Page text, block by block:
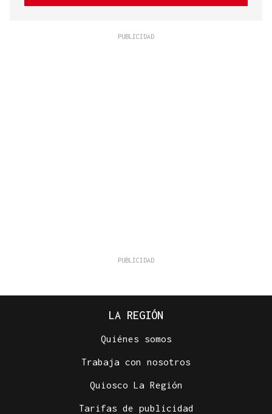
LA REGIÓN
Quiénes somos
Trabaja con nosotros
Quiosco La Región
Tarifas de publicidad